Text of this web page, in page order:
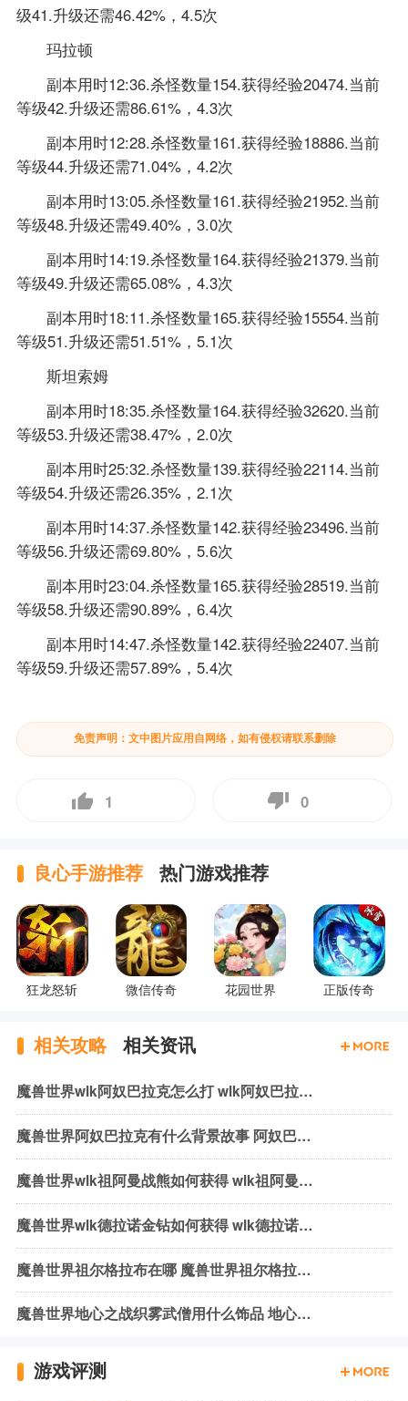
级41.升级还需46.42%，4.5次
玛拉顿
副本用时12:36.杀怪数量154.获得经验20474.当前
等级42.升级还需86.61%，4.3次
副本用时12:28.杀怪数量161.获得经验18886.当前
等级44.升级还需71.04%，4.2次
副本用时13:05.杀怪数量161.获得经验21952.当前
等级48.升级还需49.40%，3.0次
副本用时14:19.杀怪数量164.获得经验21379.当前
等级49.升级还需65.08%，4.3次
副本用时18:11.杀怪数量165.获得经验15554.当前
等级51.升级还需51.51%，5.1次
斯坦索姆
副本用时18:35.杀怪数量164.获得经验32620.当前
等级53.升级还需38.47%，2.0次
副本用时25:32.杀怪数量139.获得经验22114.当前
等级54.升级还需26.35%，2.1次
副本用时14:37.杀怪数量142.获得经验23496.当前
等级56.升级还需69.80%，5.6次
副本用时23:04.杀怪数量165.获得经验28519.当前
等级58.升级还需90.89%，6.4次
副本用时14:47.杀怪数量142.获得经验22407.当前
等级59.升级还需57.89%，5.4次
免责声明：文中图片应用自网络，如有侵权请联系删除
1 0
良心手游推荐 热门游戏推荐
狂龙怒斩 微信传奇 花园世界 正版传奇
相关攻略 相关资讯
魔兽世界wlk阿奴巴拉克怎么打 wlk阿奴巴拉克机制与打法
魔兽世界阿奴巴拉克有什么背景故事 阿奴巴拉克背景故事介绍
魔兽世界wlk祖阿曼战熊如何获得 wlk祖阿曼战熊获取方式介绍
魔兽世界wlk德拉诺金钻如何获得 wlk德拉诺金钻获取方法介绍
魔兽世界祖尔格拉布在哪 魔兽世界祖尔格拉布位置介绍
魔兽世界地心之战织雾武僧用什么饰品 地心之战织雾武僧饰品推荐
游戏评测